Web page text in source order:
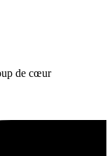
de cœur